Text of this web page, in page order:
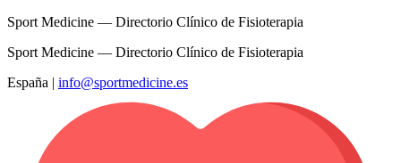
Sport Medicine — Directorio Clínico de Fisioterapia
Sport Medicine — Directorio Clínico de Fisioterapia
España | info@sportmedicine.es